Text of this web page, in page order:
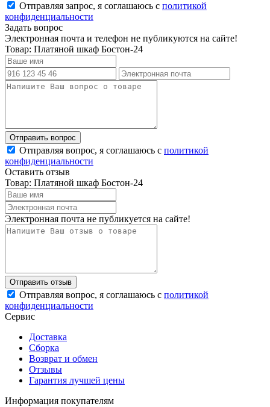
Отправляя запрос, я соглашаюсь с политикой
конфиденциальности
Задать вопрос
Электронная почта и телефон не публикуются на сайте!
Товар: Платяной шкаф Бостон-24
Отправляя вопрос, я соглашаюсь с политикой
конфиденциальности
Оставить отзыв
Товар: Платяной шкаф Бостон-24
Электронная почта не публикуется на сайте!
Отправляя вопрос, я соглашаюсь с политикой
конфиденциальности
Сервис
Доставка
Сборка
Возврат и обмен
Отзывы
Гарантия лучшей цены
Информация покупателям